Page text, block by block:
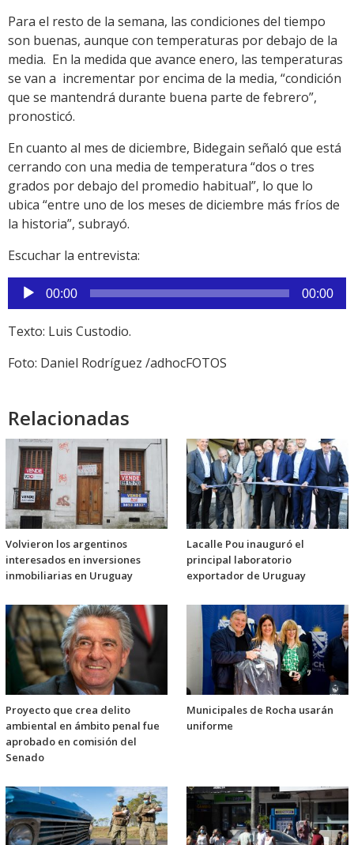
Para el resto de la semana, las condiciones del tiempo
son buenas, aunque con temperaturas por debajo de la
media. En la medida que avance enero, las temperaturas
se van a incrementar por encima de la media, “condición
que se mantendrá durante buena parte de febrero”,
pronosticó.
En cuanto al mes de diciembre, Bidegain señaló que está
cerrando con una media de temperatura “dos o tres
grados por debajo del promedio habitual”, lo que lo
ubica “entre uno de los meses de diciembre más fríos de
la historia”, subrayó.
Escuchar la entrevista:
Reproductor
de
audio
00:00 00:00
Texto: Luis Custodio.
Foto: Daniel Rodríguez /adhocFOTOS
Relacionadas
Volvieron los argentinos
interesados en inversiones
inmobiliarias en Uruguay
Lacalle Pou inauguró el
principal laboratorio
exportador de Uruguay
Proyecto que crea delito
ambiental en ámbito penal fue
aprobado en comisión del
Senado
Municipales de Rocha usarán
uniforme